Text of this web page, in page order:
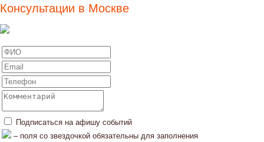
Консультации в Москве
Подписаться на афишу событий
– поля со звездочкой обязательны для заполнения